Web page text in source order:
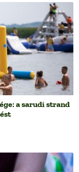
a sarudi strand